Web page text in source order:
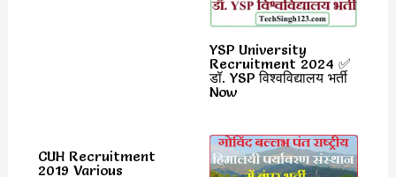
YSP University
Recruitment 2024 ✅
डॉ. YSP विश्वविद्यालय भर्ती
Now
CUH Recruitment
2019 Various